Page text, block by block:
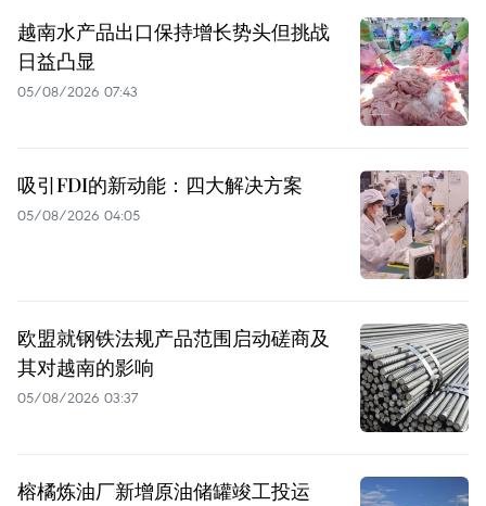
越南水产品出口保持增长势头但挑战
日益凸显
05/08/2026 07:43
吸引FDI的新动能：四大解决方案
05/08/2026 04:05
欧盟就钢铁法规产品范围启动磋商及
其对越南的影响
05/08/2026 03:37
榕橘炼油厂新增原油储罐竣工投运